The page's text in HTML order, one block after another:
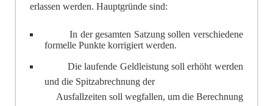
erlassen werden. Hauptgründe sind:
In der gesamten Satzung sollen verschiedene
formelle Punkte korrigiert werden.
Die laufende Geldleistung soll erhöht werden
und die Spitzabrechnung der
Ausfallzeiten soll wegfallen, um die Berechnung